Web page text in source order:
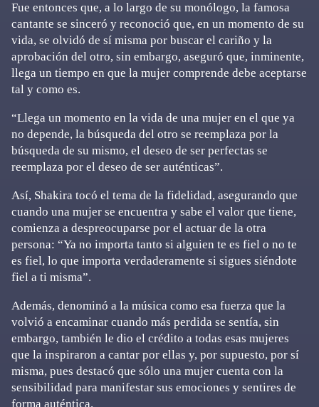
Fue entonces que, a lo largo de su monólogo, la famosa
cantante se sinceró y reconoció que, en un momento de su
vida, se olvidó de sí misma por buscar el cariño y la
aprobación del otro, sin embargo, aseguró que, inminente,
llega un tiempo en que la mujer comprende debe aceptarse
tal y como es.
“Llega un momento en la vida de una mujer en el que ya
no depende, la búsqueda del otro se reemplaza por la
búsqueda de su mismo, el deseo de ser perfectas se
reemplaza por el deseo de ser auténticas”.
Así, Shakira tocó el tema de la fidelidad, asegurando que
cuando una mujer se encuentra y sabe el valor que tiene,
comienza a despreocuparse por el actuar de la otra
persona: “Ya no importa tanto si alguien te es fiel o no te
es fiel, lo que importa verdaderamente si sigues siéndote
fiel a ti misma”.
Además, denominó a la música como esa fuerza que la
volvió a encaminar cuando más perdida se sentía, sin
embargo, también le dio el crédito a todas esas mujeres
que la inspiraron a cantar por ellas y, por supuesto, por sí
misma, pues destacó que sólo una mujer cuenta con la
sensibilidad para manifestar sus emociones y sentires de
forma auténtica.